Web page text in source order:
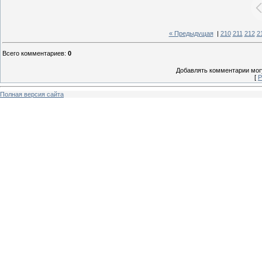
« Предыдущая| 210 211 212
Всего комментариев: 0
Добавлять комментарии
[
Полная версия сайта